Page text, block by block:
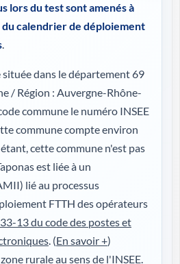
lors du test sont amenés à
calendrier de déploiement
.
située dans le département 69
/ Région : Auvergne-Rhône-
commune le numéro INSEE
commune compte environ
cette commune n'est pas
est liée à un
lié au processus
FTTH des opérateurs
13 du code des postes et
. (En savoir +)
rurale au sens de l'INSEE.